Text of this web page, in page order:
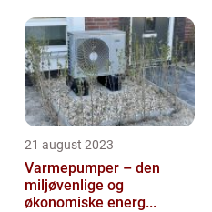
21 august 2023
Varmepumper – den
miljøvenlige og
økonomiske energ...